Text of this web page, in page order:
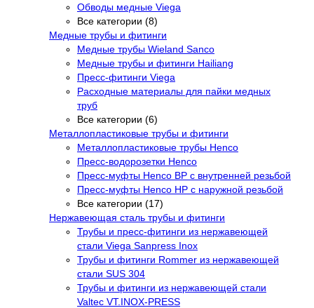
Обводы медные Viega
Все категории (8)
Медные трубы и фитинги
Медные трубы Wieland Sanco
Медные трубы и фитинги Hailiang
Пресс-фитинги Viega
Расходные материалы для пайки медных
труб
Все категории (6)
Металлопластиковые трубы и фитинги
Металлопластиковые трубы Henco
Пресс-водорозетки Henco
Пресс-муфты Henco ВР с внутренней резьбой
Пресс-муфты Henco НР с наружной резьбой
Все категории (17)
Нержавеющая сталь трубы и фитинги
Трубы и пресс-фитинги из нержавеющей
стали Viega Sanpress Inox
Трубы и фитинги Rommer из нержавеющей
стали SUS 304
Трубы и фитинги из нержавеющей стали
Valtec VT.INOX-PRESS